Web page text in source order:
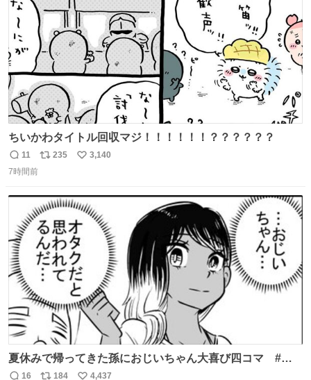
ちいかわタイトル回収マジ！！！！！！？？？？？？
返
信
11
リ
ト
数
235
い
数
3,140
7時間前
夏休みで帰ってきた孫におじいちゃん大喜び四コマ #四
コマ漫画 #Web漫画 #漫画が読めるハッシュタグ
16 184 4,437